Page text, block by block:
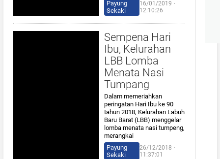
Payung
Sekaki
16/01/2019 ⋅
12:10:26
Sempena Hari
Ibu, Kelurahan
LBB Lomba
Menata Nasi
Tumpang
Dalam memeriahkan
peringatan Hari Ibu ke 90
tahun 2018, Kelurahan Labuh
Baru Barat (LBB) menggelar
lomba menata nasi tumpeng,
merangkai
Payung
Sekaki
26/12/2018 ⋅
11:37:01